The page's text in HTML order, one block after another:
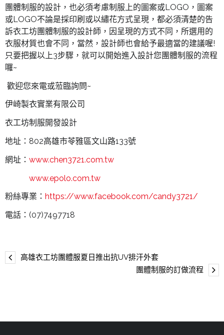
團體制服的設計，也必須考慮制服上的圖案或LOGO，圖案
或LOGO不論是採印刷或以繡花方式呈現，都必須清楚的告
訴衣工坊團體制服的設計師，因呈現的方式不同，所選用的
衣服材質也會不同，當然，設計師也會給予最適當的建議喔!
只要把握以上3步驟，就可以開始進入設計您團體制服的流程
囉~
歡迎您來電或蒞臨詢問~
伊崎製衣實業有限公司
衣工坊制服開發設計
地址：802高雄市苓雅區文山路133號
網址： www.chen3721.com.tw
www.epolo.com.tw
粉絲專業： https://www.facebook.com/candy3721/
電話：(07)7497718
高雄衣工坊團體服夏日推出抗UV排汗外套
團體制服的訂做流程